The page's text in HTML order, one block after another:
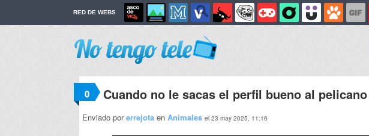
RED DE WEBS
0 Cuando no le sacas el perfil bueno al pelicano
Enviado porerrejota en Animales el 23 may 2025, 11:16